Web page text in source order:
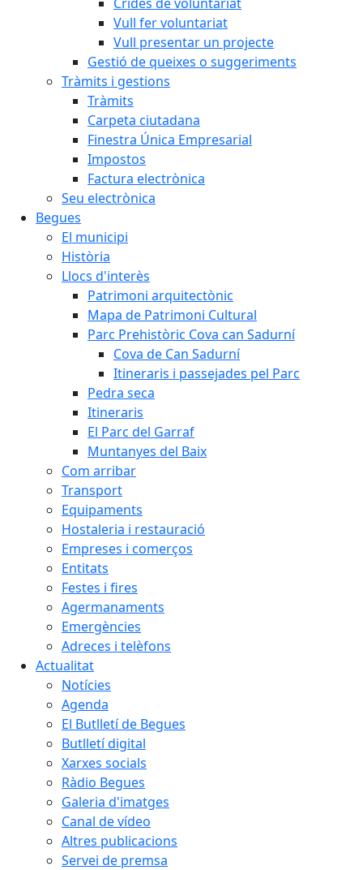
Vull fer voluntariat
Vull presentar un projecte
Gestió de queixes o suggeriments
Tràmits i gestions
Tràmits
Carpeta ciutadana
Finestra Única Empresarial
Impostos
Factura electrònica
Seu electrònica
Begues
El municipi
Història
Llocs d'interès
Patrimoni arquitectònic
Mapa de Patrimoni Cultural
Parc Prehistòric Cova can Sadurní
Cova de Can Sadurní
Itineraris i passejades pel Parc
Pedra seca
Itineraris
El Parc del Garraf
Muntanyes del Baix
Com arribar
Transport
Equipaments
Hostaleria i restauració
Empreses i comerços
Entitats
Festes i fires
Agermanaments
Emergències
Adreces i telèfons
Actualitat
Notícies
Agenda
El Butlletí de Begues
Butlletí digital
Xarxes socials
Ràdio Begues
Galeria d'imatges
Canal de vídeo
Altres publicacions
Servei de premsa